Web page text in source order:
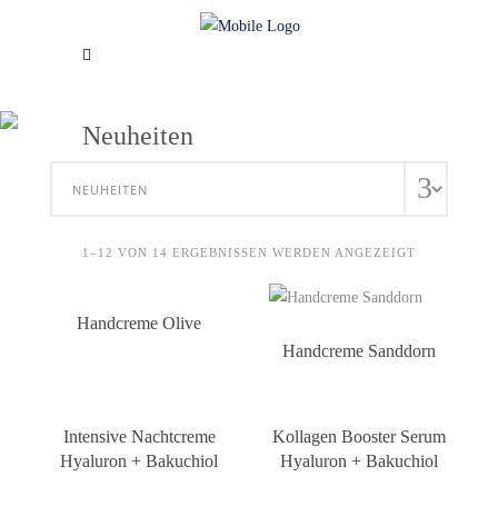
Neuheiten
1–12 VON 14 ERGEBNISSEN WERDEN ANGEZEIGT
Handcreme Olive
Handcreme Sanddorn
Intensive Nachtcreme
Hyaluron + Bakuchiol
Kollagen Booster Serum
Hyaluron + Bakuchiol